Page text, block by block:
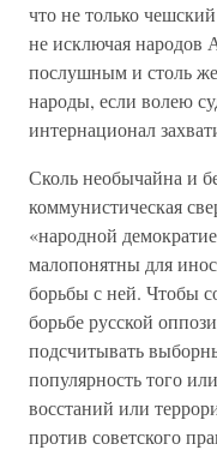
что не только
не исключая народов
послушным и столь
народы, если волею
интернационал
Сколь необычайна и
коммунистическая
«народной
малопонятны для
борьбы с ней. Чтобы
борьбе русской
подсчитывать
популярность того
восстаний или
против советского